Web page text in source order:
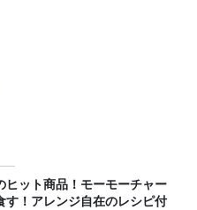
ヒット商品！モーモーチャー
す！アレンジ自在のレシピ付